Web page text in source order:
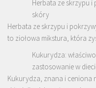
Herbata ze skrzypu i
skóry
Herbata ze skrzypu i
to ziołowa mikstura, która
Kukurydza:
zastosowanie w
Kukurydza, znana i ceniona